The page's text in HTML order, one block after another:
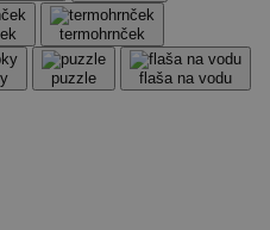
termohrnček
puzzle flaša na vodu